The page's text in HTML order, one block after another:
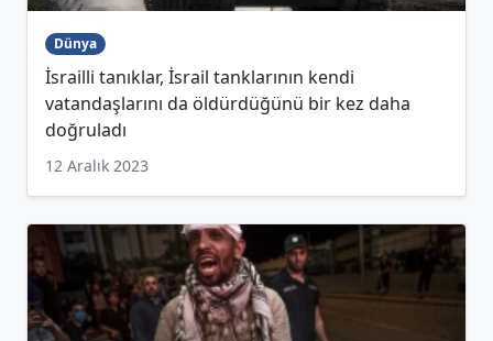
Dünya
İsrailli tanıklar, İsrail tanklarının kendi
vatandaşlarını da öldürdüğünü bir kez daha
doğruladı
12 Aralık 2023